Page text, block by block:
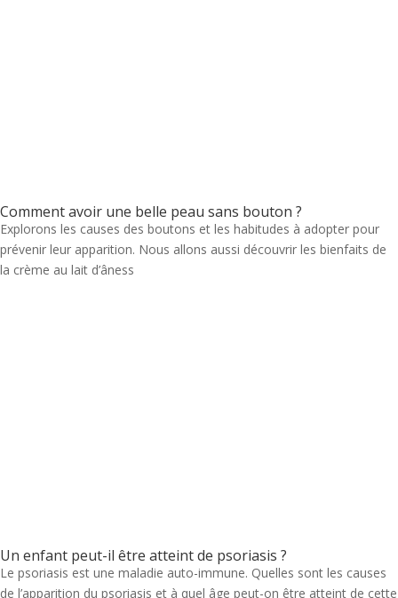
Comment avoir une belle peau sans bouton ?
Explorons les causes des boutons et les habitudes à adopter pour
prévenir leur apparition. Nous allons aussi découvrir les bienfaits de
la crème au lait d’âness
Un enfant peut-il être atteint de psoriasis ?
Le psoriasis est une maladie auto-immune. Quelles sont les causes
de l’apparition du psoriasis et à quel âge peut-on être atteint de cette